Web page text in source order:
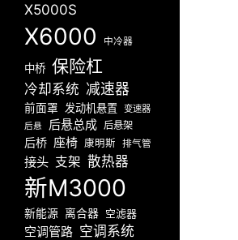
X5000S
X6000 中冷器
中桥 保险杠
冷却系统 减速器
前面罩 发动机悬置 变速器
后悬 后悬总成 后悬架
后桥 座椅 康明斯 排气管
接头 支架 散热器
新M3000
新能源 离合器 空滤器
空调管路 空调系统